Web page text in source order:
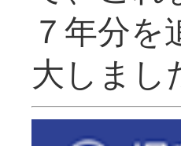
７年分
大し